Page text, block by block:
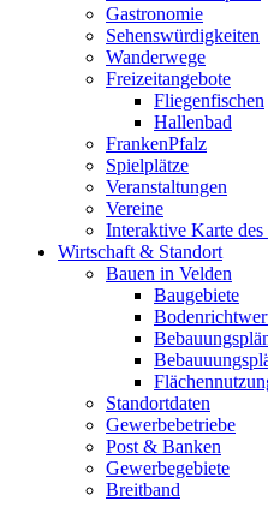
Gastronomie
Sehenswürdigkeiten
Wanderwege
Freizeitangebote
Fliegenfischen
Hallenbad
FrankenPfalz
Spielplätze
Veranstaltungen
Vereine
Interaktive Karte des
Wirtschaft & Standort
Bauen in Velden
Baugebiete
Standortdaten
Gewerbebetriebe
Post & Banken
Gewerbegebiete
Breitband